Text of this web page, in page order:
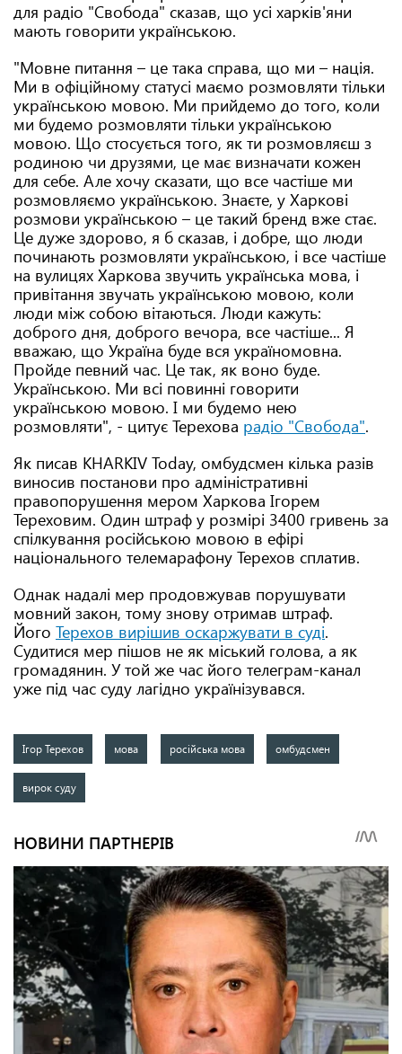
для радіо "Свобода" сказав, що усі харків'яни
мають говорити українською.
"Мовне питання – це така справа, що ми – нація.
Ми в офіційному статусі маємо розмовляти тільки
українською мовою. Ми прийдемо до того, коли
ми будемо розмовляти тільки українською
мовою. Що стосується того, як ти розмовляєш з
родиною чи друзями, це має визначати кожен
для себе. Але хочу сказати, що все частіше ми
розмовляємо українською. Знаєте, у Харкові
розмови українською – це такий бренд вже стає.
Це дуже здорово, я б сказав, і добре, що люди
починають розмовляти українською, і все частіше
на вулицях Харкова звучить українська мова, і
привітання звучать українською мовою, коли
люди між собою вітаються. Люди кажуть:
доброго дня, доброго вечора, все частіше... Я
вважаю, що Україна буде вся україномовна.
Пройде певний час. Це так, як воно буде.
Українською. Ми всі повинні говорити
українською мовою. І ми будемо нею
розмовляти", - цитує Терехова радіо "Свобода".
Як писав KHARKIV Today, омбудсмен кілька разів
виносив постанови про адміністративні
правопорушення мером Харкова Ігорем
Тереховим. Один штраф у розмірі 3400 гривень за
спілкування російською мовою в ефірі
національного телемарафону Терехов сплатив.
Однак надалі мер продовжував порушувати
мовний закон, тому знову отримав штраф.
Його Терехов вирішив оскаржувати в суді.
Судитися мер пішов не як міський голова, а як
громадянин. У той же час його телеграм-канал
уже під час суду лагідно українізувався.
Ігор Терехов мова російська мова омбудсмен
вирок суду